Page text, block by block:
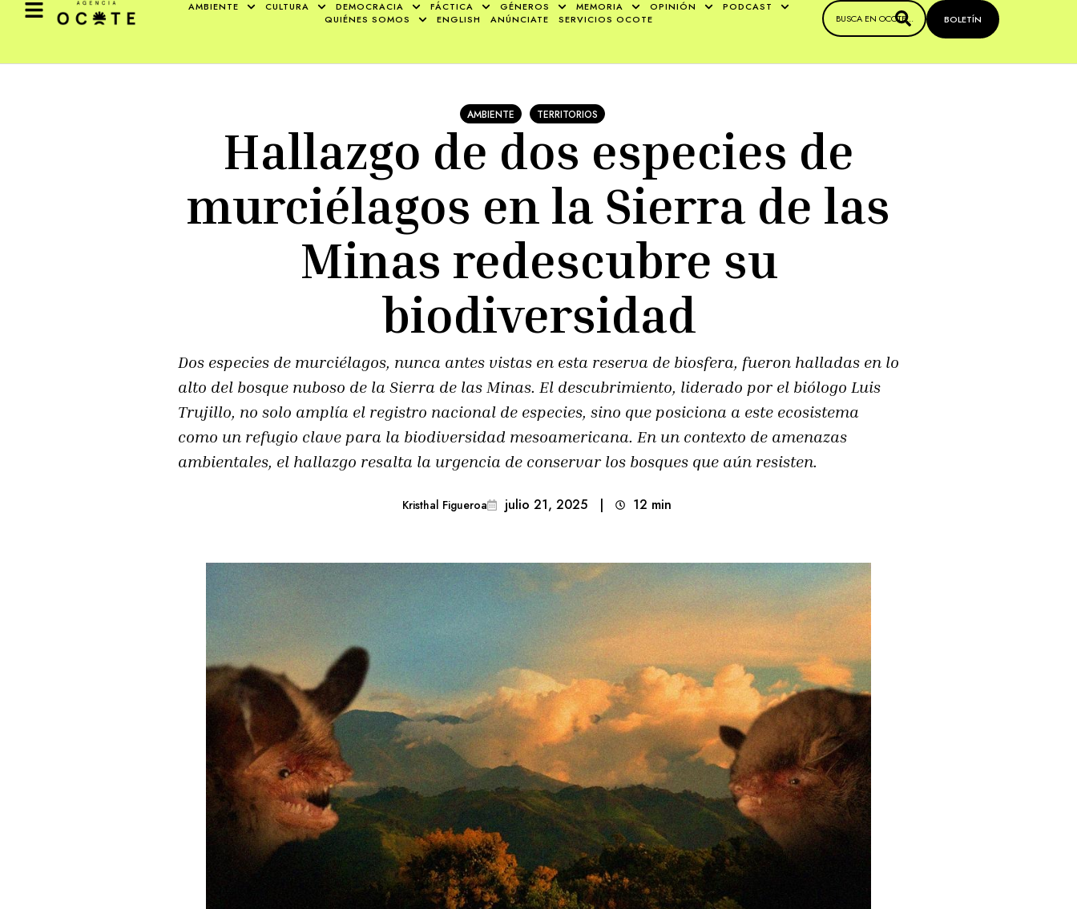
AMBIENTE CULTURA DEMOCRACIA FÁCTICA GÉNEROS MEMORIA OPINIÓN
PODCAST
QUIÉNES SOMOS
ENGLISH ANÚNCIATE SERVICIOS OCOTE BOLETÍN
AMBIENTE TERRITORIOS
Hallazgo de dos especies de
murciélagos en la Sierra de las
Minas redescubre su
biodiversidad
Dos especies de murciélagos, nunca antes vistas en esta reserva de biosfera, fueron halladas en lo
alto del bosque nuboso de la Sierra de las Minas. El descubrimiento, liderado por el biólogo Luis
Trujillo, no solo amplía el registro nacional de especies, sino que posiciona a este ecosistema
como un refugio clave para la biodiversidad mesoamericana. En un contexto de amenazas
ambientales, el hallazgo resalta la urgencia de conservar los bosques que aún resisten.
Kristhal Figueroa julio 21, 2025 | 12 min